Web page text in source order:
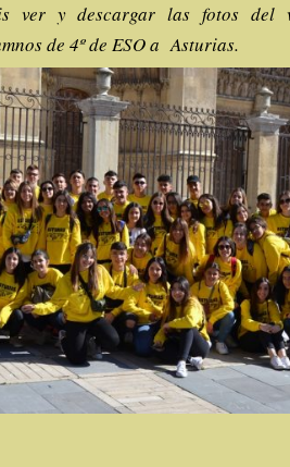
ver y descargar las fotos del
de 4º de ESO a Asturias.